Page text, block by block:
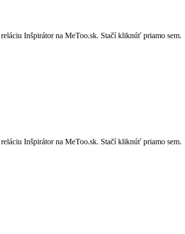
Inšpirátor na MeToo.sk. Stačí kliknúť priamo sem.
Inšpirátor na MeToo.sk. Stačí kliknúť priamo sem.